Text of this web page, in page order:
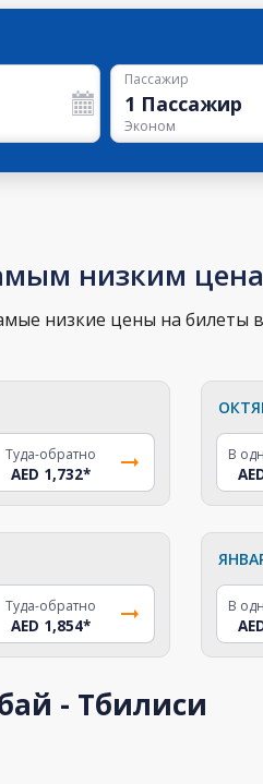
Пассажир
1 Пассажир
Эконом
низким
низкие цены на билеты
Туда-обратно
AED 1,732*
В
Туда-обратно
AED 1,854*
В
- Тбилиси